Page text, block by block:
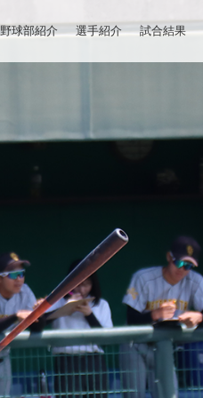
野球部紹介 選手紹介 試合結果